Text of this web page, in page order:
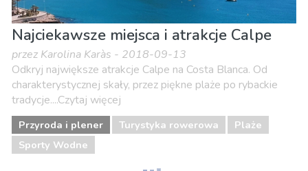
Najciekawsze miejsca i atrakcje Calpe
przez Karolina Karàs - 2018-09-13
Odkryj największe atrakcje Calpe na Costa Blanca. Od
charakterystycznej skały, przez piękne plaże po rybackie
tradycje....Czytaj więcej
Przyroda i plener Turystyka rowerowa
Plaże
Sporty Wodne